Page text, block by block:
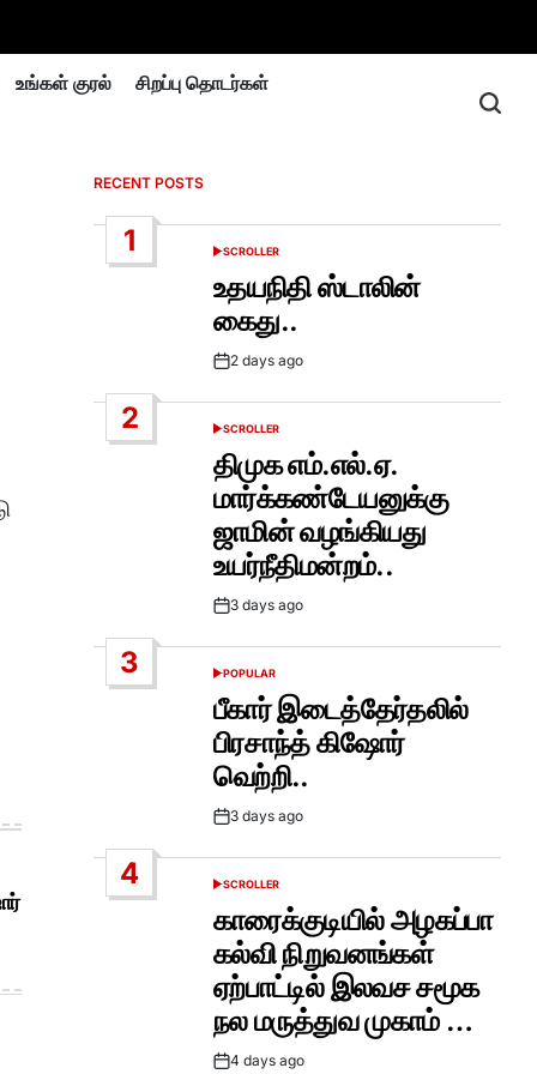
உங்கள் குரல் சிறப்பு தொடர்கள்
RECENT POSTS
1
POSTED
SCROLLER
உதயநிதி ஸ்டாலின்
கைது..
Post2 days ago
2
POSTED
SCROLLER
திமுக எம்.எல்.ஏ.
மார்க்கண்டேயனுக்கு
ஜாமின் வழங்கியது
உயர்நீதிமன்றம்..
Post3 days ago
3
POSTED
POPULAR
பீகார் இடைத்தேர்தலில்
பிரசாந்த் கிஷோர்
வெற்றி..
Post3 days ago
4
POSTED
SCROLLER
காரைக்குடியில் அழகப்பா
கல்வி நிறுவனங்கள்
ஏற்பாட்டில் இலவச சமூக
நல மருத்துவ முகாம் …
Post4 days ago